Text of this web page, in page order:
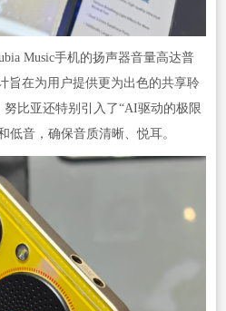
Music手机的扬声器音量高达普
旨在为用户提供更为出色的共享聆
比亚还特别引入了“AI驱动的极限
低音，确保音质清晰、悦耳。